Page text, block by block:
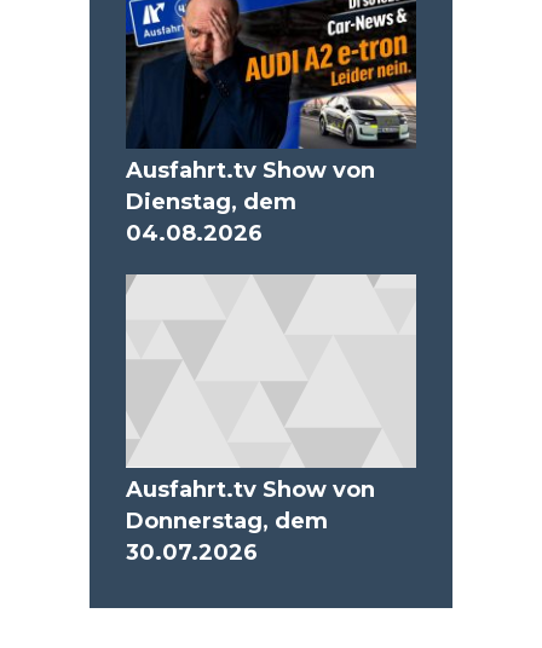
Ausfahrt.tv Show von
Dienstag, dem
04.08.2026
Ausfahrt.tv Show von
Donnerstag, dem
30.07.2026